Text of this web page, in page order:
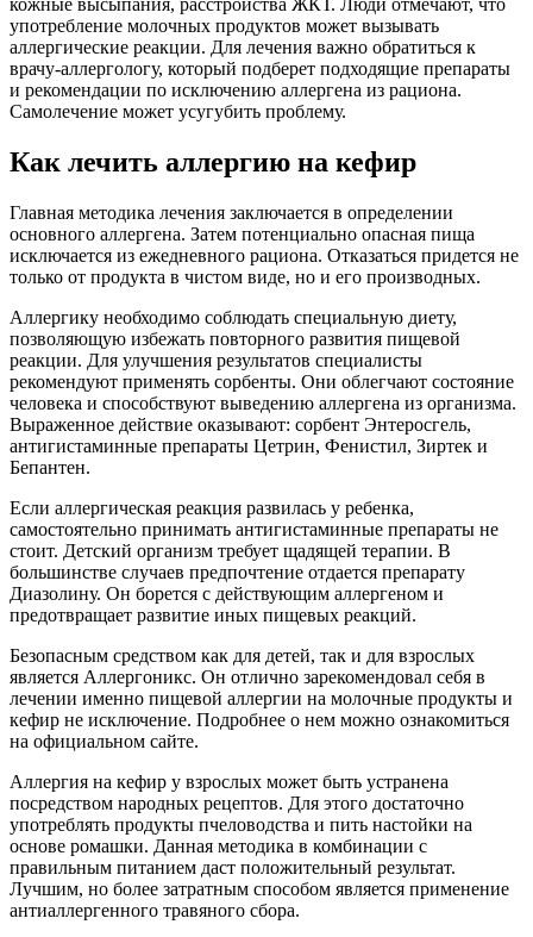
употребление молочных продуктов может вызывать
аллергические реакции. Для лечения важно обратиться к
врачу-аллергологу, который подберет подходящие препараты
и рекомендации по исключению аллергена из рациона.
Самолечение может усугубить проблему.
Как лечить аллергию на кефир
Главная методика лечения заключается в определении
основного аллергена. Затем потенциально опасная пища
исключается из ежедневного рациона. Отказаться придется не
только от продукта в чистом виде, но и его производных.
Аллергику необходимо соблюдать специальную диету,
позволяющую избежать повторного развития пищевой
реакции. Для улучшения результатов специалисты
рекомендуют применять сорбенты. Они облегчают состояние
человека и способствуют выведению аллергена из организма.
Выраженное действие оказывают: сорбент Энтеросгель,
антигистаминные препараты Цетрин, Фенистил, Зиртек и
Бепантен.
Если аллергическая реакция развилась у ребенка,
самостоятельно принимать антигистаминные препараты не
стоит. Детский организм требует щадящей терапии. В
большинстве случаев предпочтение отдается препарату
Диазолину. Он борется с действующим аллергеном и
предотвращает развитие иных пищевых реакций.
Безопасным средством как для детей, так и для взрослых
является Аллергоникс. Он отлично зарекомендовал себя в
лечении именно пищевой аллергии на молочные продукты и
кефир не исключение. Подробнее о нем можно ознакомиться
на официальном сайте.
Аллергия на кефир у взрослых может быть устранена
посредством народных рецептов. Для этого достаточно
употреблять продукты пчеловодства и пить настойки на
основе ромашки. Данная методика в комбинации с
правильным питанием даст положительный результат.
Лучшим, но более затратным способом является применение
антиаллергенного травяного сбора.